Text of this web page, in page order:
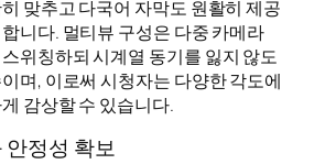
맞추고 다국어 자막도 원활히 제공
니다. 멀티뷰 구성은 다중 카메라
위칭하되 시계열 동기를 잃지 않도
며, 이로써 시청자는 다양한 각도에
감상할 수 있습니다.
안정성 확보